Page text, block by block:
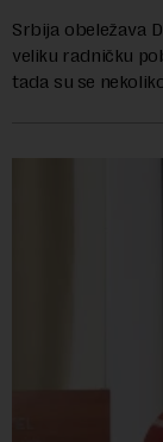
Srbija obeležava
veliku radničku
tada su se